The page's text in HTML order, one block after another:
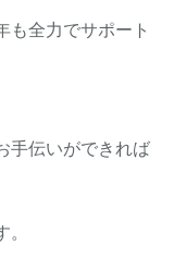
も全力でサポート
手伝いができれば